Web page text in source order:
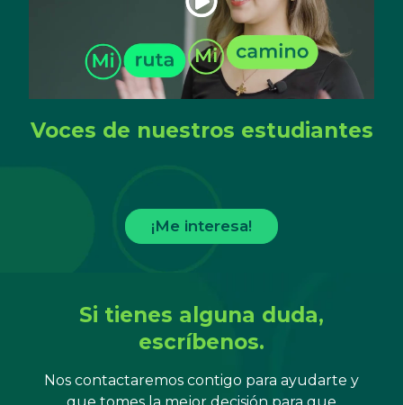
Voces de nuestros estudiantes
¡Me interesa!
Si tienes alguna duda,
escríbenos.
Nos contactaremos contigo para ayudarte y